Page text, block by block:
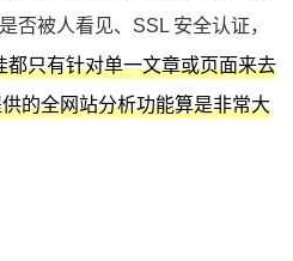
否被人看见、SSL 安全认证，
都只有针对单一文章或页面来去
的全网站分析功能算是非常大